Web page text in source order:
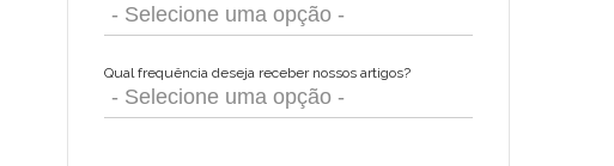
Qual frequência deseja receber nossos artigos?